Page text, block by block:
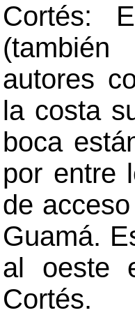
Cortés:
autores
la costa
boca
por entre
de
Guamá.
al oeste
Cortés.